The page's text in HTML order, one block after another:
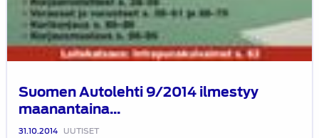
Suomen Autolehti 9/2014 ilmestyy
maanantaina...
31.10.2014 UUTISET